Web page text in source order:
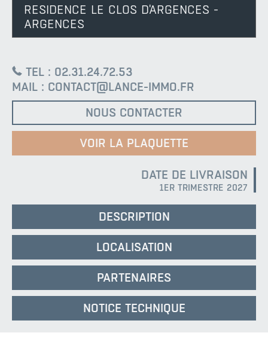
RESIDENCE LE CLOS D'ARGENCES -
ARGENCES
TEL : 02.31.24.72.53
MAIL : CONTACT@LANCE-IMMO.FR
NOUS CONTACTER
VOIR LA PLAQUETTE
DATE DE LIVRAISON
1ER TRIMESTRE 2027
DESCRIPTION
LOCALISATION
PARTENAIRES
NOTICE TECHNIQUE